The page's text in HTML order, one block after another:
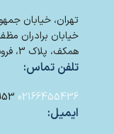
تهران، خیابان
خیابان برادران
همکف، پلاک 3، فروشگاه مینتی
تلفن تماس:
02166455436
ایمیل: